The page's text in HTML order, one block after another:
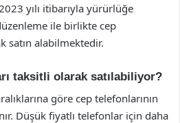
yılı itibarıyla yürürlüğe
ile birlikte cep
satın alabilmektedir.
taksitli olarak satılabiliyor?
göre cep telefonlarının
Düşük fiyatlı telefonlar için daha